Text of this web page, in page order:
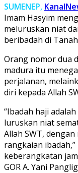
SUMENEP,
Imam Hasyim
meluruskan niat
beribadah di Tanah
Orang nomor dua
madura itu
perjalanan,
diri kepada Allah
“Ibadah haji
luruskan niat
Allah SWT,
rangkaian
keberangkatan
GOR A. Yani